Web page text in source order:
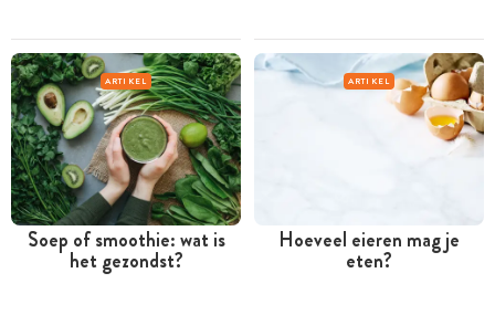
ARTIKEL
Soep of smoothie: wat is
het gezondst?
ARTIKEL
Hoeveel eieren mag je
eten?